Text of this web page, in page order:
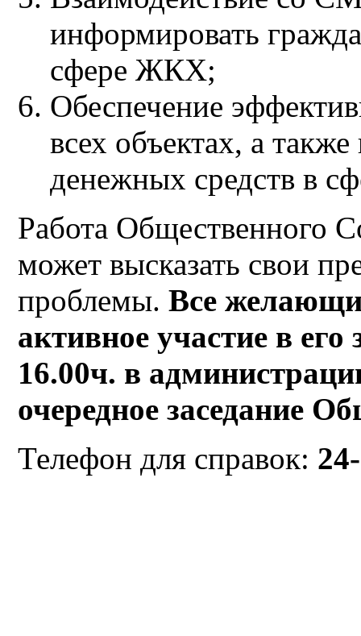
информировать
сфере ЖКХ;
Обеспечение
всех объектах, а
денежных средств в
Работа Общественного
может высказать свои
проблемы.Все
активное участие в его
16.00ч. в
очередное заседание
Телефон для справок: